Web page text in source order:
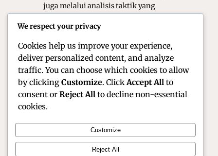
juga melalui analisis taktik yang
Operator karena kemampuannya
Official Site of Christian Montanari | Racer &
We respect your privacy
Cookies help us improve your experience,
deliver personalized content, and analyze
traffic. You can choose which cookies to allow
by clicking Customize. Click Accept All to
consent or Reject All to decline non-essential
cookies.
Customize
Reject All